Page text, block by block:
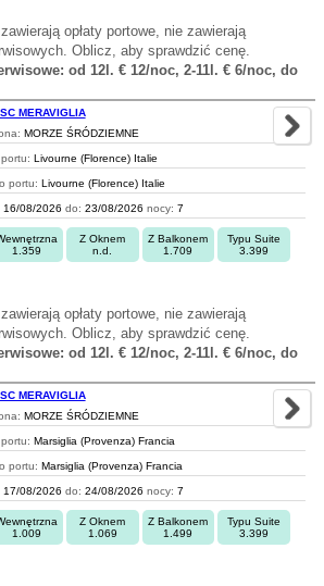
opłaty portowe, nie zawierają
Oblicz, aby sprawdzić cenę.
od 12l. € 12/noc, 2-11l. € 6/noc, do
MERAVIGLIA
MORZE ŚRÓDZIEMNE
Livourne (Florence) Italie
portu: Livourne (Florence) Italie
16/08/2026 do: 23/08/2026 nocy: 7
1.359
Z Oknem
n.d.
Z Balkonem
1.709
Typu Suite
3.399
opłaty portowe, nie zawierają
Oblicz, aby sprawdzić cenę.
od 12l. € 12/noc, 2-11l. € 6/noc, do
MERAVIGLIA
MORZE ŚRÓDZIEMNE
Marsiglia (Provenza) Francia
portu: Marsiglia (Provenza) Francia
17/08/2026 do: 24/08/2026 nocy: 7
1.009
Z Oknem
1.069
Z Balkonem
1.499
Typu Suite
3.399